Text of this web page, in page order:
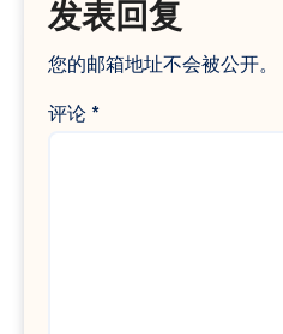
发表回复
您的邮箱地址不会被公开。
评论 *